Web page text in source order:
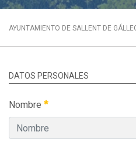
AYUNTAMIENTO DE SALLENT DE
DATOS PERSONALES
Nombre